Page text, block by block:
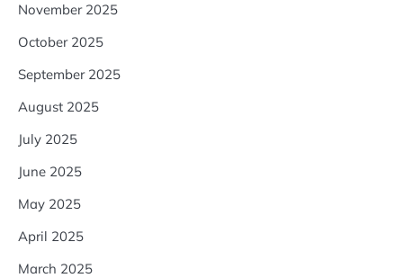
November 2025
October 2025
September 2025
August 2025
July 2025
June 2025
May 2025
April 2025
March 2025